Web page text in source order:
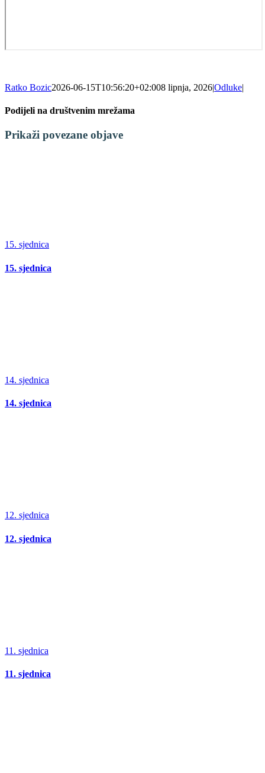
Ratko Bozic2026-06-15T10:56:20+02:008 lipnja, 2026|Odluke|
Podijeli na društvenim mrežama
Facebook
X
LinkedIn
WhatsApp
Tumblr
Pinterest
Email:
Prikaži povezane objave
15. sjednica
15. sjednica
14. sjednica
14. sjednica
12. sjednica
12. sjednica
11. sjednica
11. sjednica